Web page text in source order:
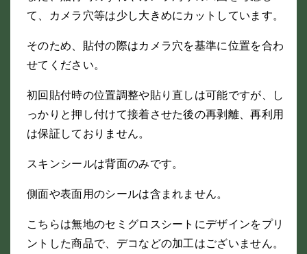
て、カメラ穴等は少し大きめにカットしています。
そのため、貼付の際はカメラ穴を基準に位置を合わ
せてください。
初回貼付時の位置調整や貼り直しは可能ですが、し
っかりと押し付けて接着させた後の再剥離、再利用
は保証しておりません。
スキンシールは背面のみです。
側面や表面用のシールは含まれません。
こちらは無地のセミグロスシートにデザインをプリ
ントした商品で、デコなどの加工はございません。